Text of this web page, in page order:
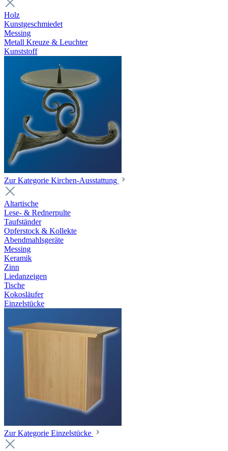
Holz
Kunstgeschmiedet
Messing
Metall Kreuze & Leuchter
Kunststoff
Zur Kategorie Kirchen-Ausstattung
Altartische
Lese- & Rednerpulte
Taufständer
Opferstock & Kollekte
Abendmahlsgeräte
Messing
Keramik
Zinn
Liedanzeigen
Tische
Kokosläufer
Einzelstücke
Zur Kategorie Einzelstücke